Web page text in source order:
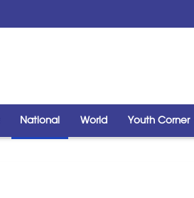
National World Youth Corner